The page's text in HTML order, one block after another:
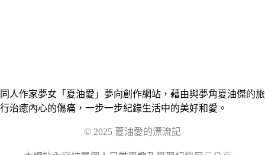
同人作家夢女「夏油愛」夢向創作網站，藉由與夢角夏油傑的旅
行治癒內心的傷痛，一步一步紀錄生活中的美好和愛。
© 2025 夏油愛的漂流記